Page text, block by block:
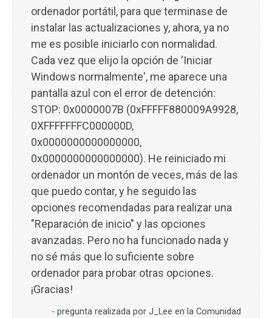
ordenador portátil, para que terminase de
instalar las actualizaciones y, ahora, ya no
me es posible iniciarlo con normalidad.
Cada vez que elijo la opción de 'Iniciar
Windows normalmente', me aparece una
pantalla azul con el error de detención:
STOP: 0x0000007B (0xFFFFF880009A9928,
0XFFFFFFFC000000D,
0x0000000000000000,
0x0000000000000000). He reiniciado mi
ordenador un montón de veces, más de las
que puedo contar, y he seguido las
opciones recomendadas para realizar una
"Reparación de inicio" y las opciones
avanzadas. Pero no ha funcionado nada y
no sé más que lo suficiente sobre
ordenador para probar otras opciones.
¡Gracias!
- pregunta realizada por J_Lee en la Comunidad